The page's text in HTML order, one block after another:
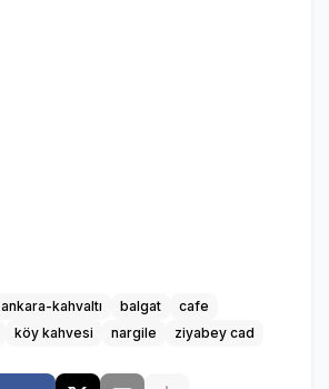
ankara-kahvaltı balgat
cafe
köy kahvesi nargile ziyabey cad